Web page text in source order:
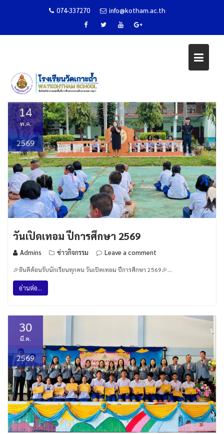
074-337270 info@kotham.ac.th
หมวดหมู่:ข่าวกิจกรรม
Home ข่าวกิจกรรม Page 2
14
พ.ค.
2569
วันเปิดเทอม ปีการศึกษา 2569
Admins ข่าวกิจกรรม Leave a comment
🎉ยินดีต้อนรับนักเรียนทุกคน วันเปิดเทอม ปีการศึกษา 2569🎉…
อ่านต่อ...
30
มี.ค.
2569